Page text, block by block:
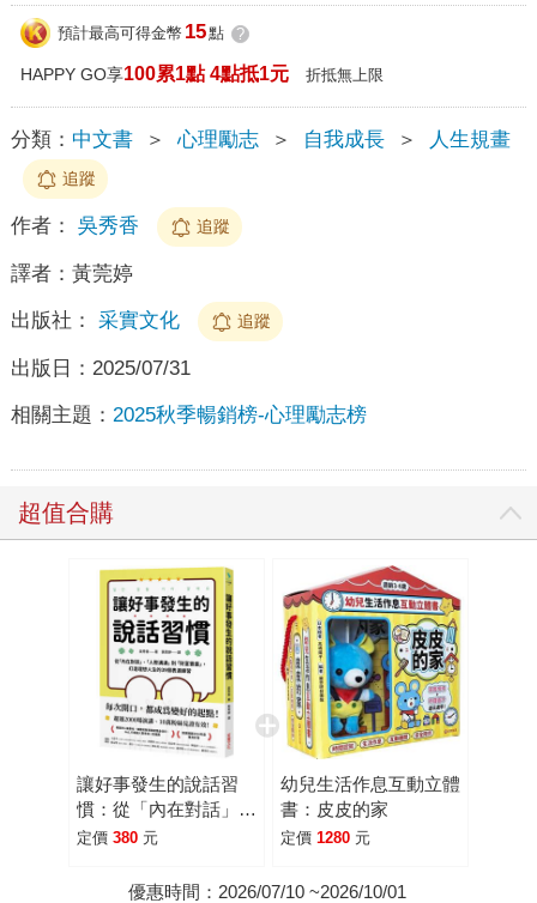
預計最高可得金幣 15點 ?
HAPPY GO享100累1點 4點抵1元 折抵無上限
分類： 中文書 ＞ 心理勵志 ＞ 自我成長 ＞ 人生規畫
追蹤
作者： 吳秀香 追蹤
譯者： 黃莞婷
出版社： 采實文化 追蹤
出版日： 2025/07/31
相關主題： 2025秋季暢銷榜-心理勵志榜
超值合購
讓好事發生的說話習
慣：從「內在對話」、
「人際溝通」到「財富
的39個表達練習
定價 380 元
幼兒生活作息互動立體
書：皮皮的家
定價 1280 元
優惠時間：2026/07/10 ~2026/10/01